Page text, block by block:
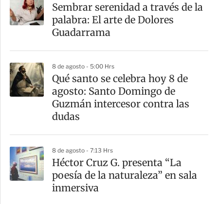
Sembrar serenidad a través de la
palabra: El arte de Dolores
Guadarrama
8 de agosto - 5:00 Hrs
Qué santo se celebra hoy 8 de
agosto: Santo Domingo de
Guzmán intercesor contra las
dudas
8 de agosto - 7:13 Hrs
Héctor Cruz G. presenta “La
poesía de la naturaleza” en sala
inmersiva